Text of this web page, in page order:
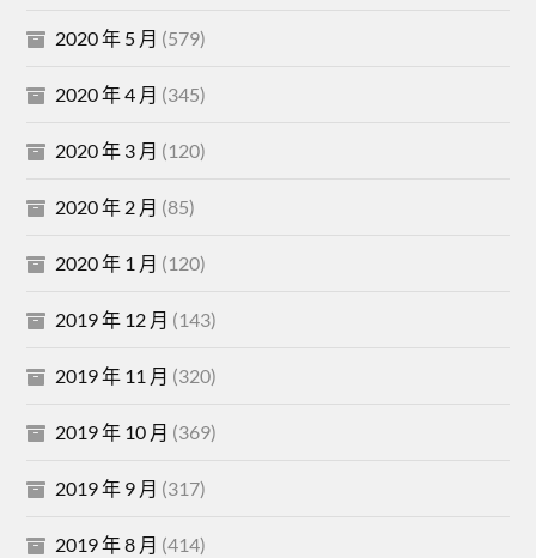
2020 年 5 月 (579)
2020 年 4 月 (345)
2020 年 3 月 (120)
2020 年 2 月 (85)
2020 年 1 月 (120)
2019 年 12 月 (143)
2019 年 11 月 (320)
2019 年 10 月 (369)
2019 年 9 月 (317)
2019 年 8 月 (414)